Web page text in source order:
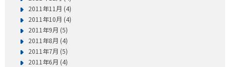
2011年11月 (4)
2011年10月 (4)
2011年9月 (5)
2011年8月 (4)
2011年7月 (5)
2011年6月 (4)